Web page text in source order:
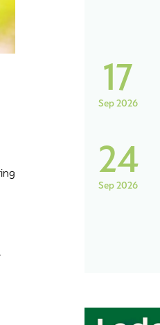
17
Sep 2026
24
Sep 2026